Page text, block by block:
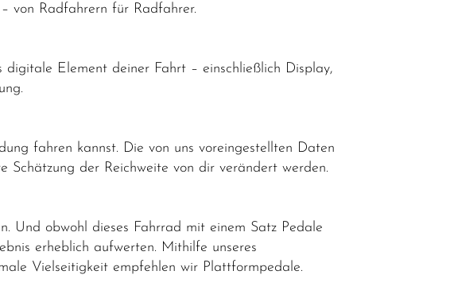
von Radfahrern für Radfahrer.
Element deiner Fahrt – einschließlich Display,
fahren kannst. Die von uns voreingestellten Daten
Schätzung der Reichweite von dir verändert werden.
Und obwohl dieses Fahrrad mit einem Satz Pedale
erheblich aufwerten. Mithilfe unseres
Vielseitigkeit empfehlen wir Plattformpedale.